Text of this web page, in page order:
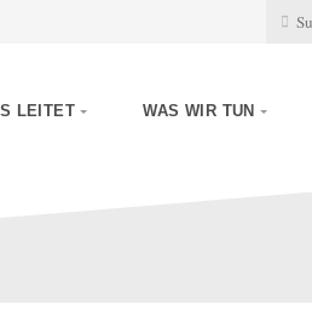
LEITET WAS WIR TUN